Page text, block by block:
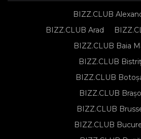
BIZZ.CLUB
BIZZ.CLUB Arad
BIZZ.CLUB Baia
BIZZ.CLUB
BIZZ.CLUB
BIZZ.CLUB
BIZZ.CLUB
BIZZ.CLUB